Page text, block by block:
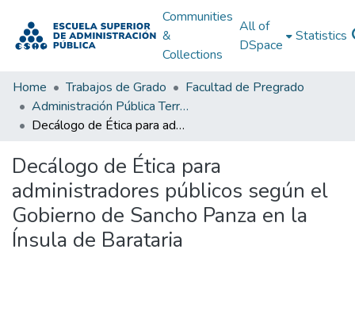
Communities
&
Collections
All of
DSpace
Statistics
Home Trabajos de Grado
Facultad de Pregrado
Administración Pública Territorial (APT)
Decálogo de Ética para administradores públicos según el Gobierno de Sancho Panza en la Ínsula de Barataria
Decálogo de Ética para
administradores públicos según el
Gobierno de Sancho Panza en la
Ínsula de Barataria